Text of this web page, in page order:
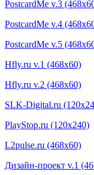
PostcardMe v.3
PostcardMe v.4
PostcardMe v.5
Hfly.ru v.1 (468x60)
Hfly.ru v.2 (468x60)
SLK-Digital.ru
PlayStop.ru (120x240)
L2pulse.ru (468x60)
Дизайн-проект v.1